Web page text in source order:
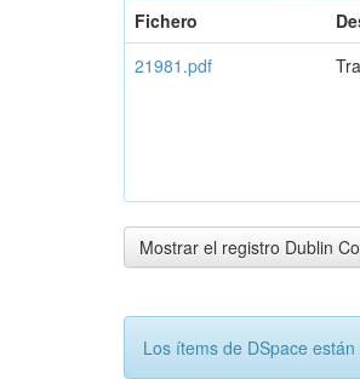
Fichero
21981.pdf
Mostrar el registro Dublin
Los ítems de DSpace